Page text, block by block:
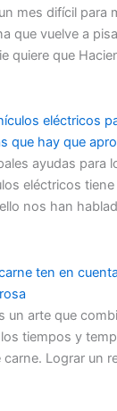
mes difícil para
que vuelve a
quiere que
eléctricos
que hay que
ayudas para
eléctricos
nos han
ten en
un arte que
tiempos y
Lograr un